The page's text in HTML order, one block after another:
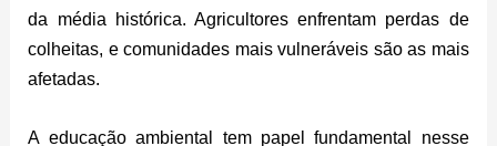
da média histórica. Agricultores enfrentam perdas de
colheitas, e comunidades mais vulneráveis são as mais
afetadas.
A educação ambiental tem papel fundamental nesse